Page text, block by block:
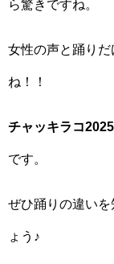
ら驚きですね。
女性の声と踊り
ね！！
チャッキラコ
です。
ぜひ踊りの違い
ょう♪